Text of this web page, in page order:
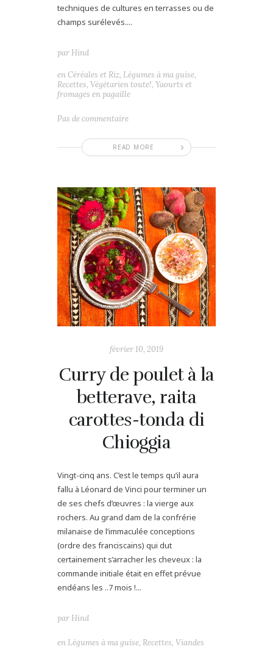
techniques de cultures en terrasses ou de
champs surélevés....
READ MORE
par Hind
enCéréales et Riz, Légumes à ma guise,
Recettes, Végétarien toute!, Yaourts et
fromages en pagaille
Pas de commentaire
février 10, 2019
Curry de poulet à la
betterave, raita
carottes-tonda di
Chioggia
Vingt-cinq ans. C’est le temps qu’il aura
fallu à Léonard de Vinci pour terminer un
de ses chefs d’œuvres : la vierge aux
rochers. Au grand dam de la confrérie
milanaise de l’immaculée conceptions
(ordre des franciscains) qui dut
certainement s’arracher les cheveux : la
commande initiale était en effet prévue
endéans les ..7 mois !...
par Hind
en Légumes à ma guise, Recettes, Viandes